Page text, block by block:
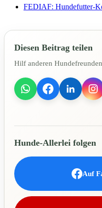
FEDIAF: Hundefutter-
Diesen Beitrag teilen
Hilf anderen
Hunde-Allerlei folgen
Auf